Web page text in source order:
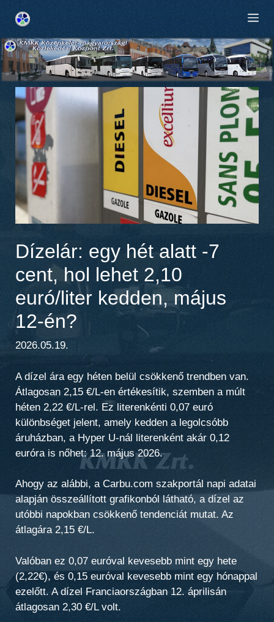
tartalomba
Dízelár: egy hét alatt -7
cent, hol lehet 2,10
euró/liter kedden, május
12-én?
2026.05.19.
A dízel ára egy héten belül csökkenő trendben van.
Átlagosan 2,15 €/L-en értékesítik, szemben a múlt
héten 2,22 €/L-rel. Ez literenkénti 0,07 euró
különbséget jelent, amely kedden a legolcsóbb
áruházban, a Hyper U-nál literenként akár 0,12
euróra is nőhet: 12. május 2026.
Ahogy az alábbi, a Carbu.com szakportál napi adatai
alapján összeállított grafikonból látható, a dízel az
utóbbi napokban csökkenő tendenciát mutat. Az
átlagára 2,15 €/L.
Valóban ez 0,07 euróval kevesebb mint egy hete
(2,22€), és 0,15 euróval kevesebb mint egy hónappal
ezelőtt. A dízel Franciaországban 12. áprilisán
átlagosan 2,30 €/L volt.